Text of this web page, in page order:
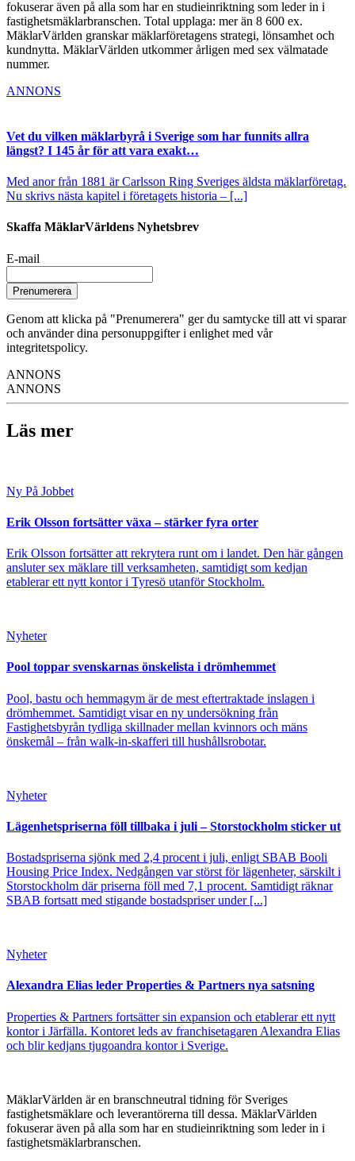
fokuserar även på alla som har en studieinriktning som leder in i
fastighetsmäklarbranschen. Total upplaga: mer än 8 600 ex.
MäklarVärlden granskar mäklarföretagens strategi, lönsamhet och
kundnytta. MäklarVärlden utkommer årligen med sex välmatade
nummer.
ANNONS
Vet du vilken mäklarbyrå i Sverige som har funnits allra
längst? I 145 år för att vara exakt…
Med anor från 1881 är Carlsson Ring Sveriges äldsta mäklarföretag.
Nu skrivs nästa kapitel i företagets historia – [...]
Skaffa MäklarVärldens Nyhetsbrev
E-mail
Prenumerera
Genom att klicka på "Prenumerera" ger du samtycke till att vi sparar
och använder dina personuppgifter i enlighet med vår
integritetspolicy.
ANNONS
ANNONS
Läs mer
Ny På Jobbet
Erik Olsson fortsätter växa – stärker fyra orter
Erik Olsson fortsätter att rekrytera runt om i landet. Den här gången
ansluter sex mäklare till verksamheten, samtidigt som kedjan
etablerar ett nytt kontor i Tyresö utanför Stockholm.
Nyheter
Pool toppar svenskarnas önskelista i drömhemmet
Pool, bastu och hemmagym är de mest eftertraktade inslagen i
drömhemmet. Samtidigt visar en ny undersökning från
Fastighetsbyrån tydliga skillnader mellan kvinnors och mäns
önskemål – från walk-in-skafferi till hushållsrobotar.
Nyheter
Lägenhetspriserna föll tillbaka i juli – Storstockholm sticker ut
Bostadspriserna sjönk med 2,4 procent i juli, enligt SBAB Booli
Housing Price Index. Nedgången var störst för lägenheter, särskilt i
Storstockholm där priserna föll med 7,1 procent. Samtidigt räknar
SBAB fortsatt med stigande bostadspriser under [...]
Nyheter
Alexandra Elias leder Properties & Partners nya satsning
Properties & Partners fortsätter sin expansion och etablerar ett nytt
kontor i Järfälla. Kontoret leds av franchisetagaren Alexandra Elias
och blir kedjans tjugoandra kontor i Sverige.
MäklarVärlden är en branschneutral tidning för Sveriges
fastighetsmäklare och leverantörerna till dessa. MäklarVärlden
fokuserar även på alla som har en studieinriktning som leder in i
fastighetsmäklarbranschen.